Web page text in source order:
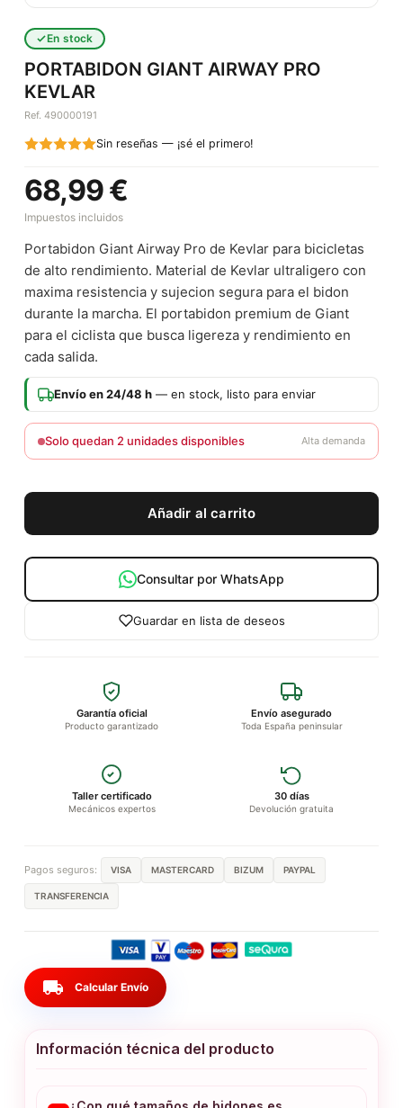
En stock
PORTABIDON GIANT AIRWAY PRO
KEVLAR
Ref. 490000191
Sin reseñas — ¡sé el primero!
68,99 €
Impuestos incluidos
Portabidon Giant Airway Pro de Kevlar para bicicletas
de alto rendimiento. Material de Kevlar ultraligero con
maxima resistencia y sujecion segura para el bidon
durante la marcha. El portabidon premium de Giant
para el ciclista que busca ligereza y rendimiento en
cada salida.
Envío en 24/48 h — en stock, listo para enviar
Solo quedan 2 unidades disponibles Alta demanda
Añadir al carrito
Consultar por WhatsApp
Guardar en lista de deseos
Garantía oficial
Producto garantizado
Envío asegurado
Toda España peninsular
Taller certificado
Mecánicos expertos
30 días
Devolución gratuita
Pagos seguros: VISA MASTERCARD BIZUM PAYPAL
TRANSFERENCIA
local_shipping Calcular Envío
Información técnica del producto